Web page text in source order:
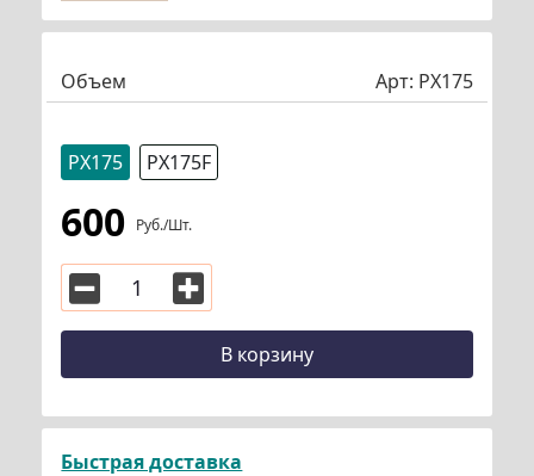
Объем Арт: PX175
PX175 PX175F
600 Руб./шт.
В корзину
Быстрая доставка